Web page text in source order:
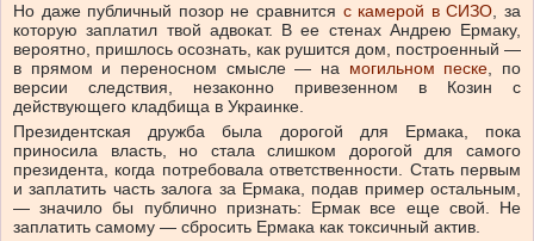
Но даже публичный позор не сравнится с камерой в СИЗО, за
которую заплатил твой адвокат. В ее стенах Андрею Ермаку,
вероятно, пришлось осознать, как рушится дом, построенный —
в прямом и переносном смысле — на могильном песке, по
версии следствия, незаконно привезенном в Козин с
действующего кладбища в Украинке.
Президентская дружба была дорогой для Ермака, пока
приносила власть, но стала слишком дорогой для самого
президента, когда потребовала ответственности. Стать первым
и заплатить часть залога за Ермака, подав пример остальным,
— значило бы публично признать: Ермак все еще свой. Не
заплатить самому — сбросить Ермака как токсичный актив.